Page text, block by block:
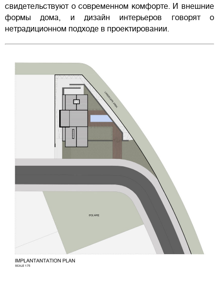
свидетельствуют о современном комфорте. И внешние
формы дома, и дизайн интерьеров говорят о
нетрадиционном подходе в проектировании.